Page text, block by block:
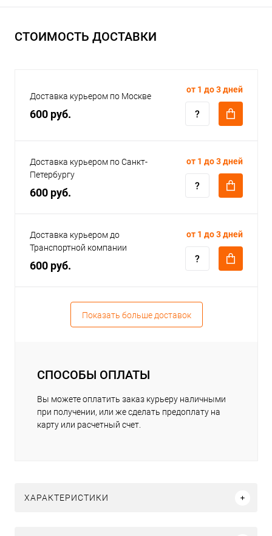
СТОИМОСТЬ ДОСТАВКИ
Доставка курьером по Москве
600 руб.
от 1 до 3 дней
Доставка курьером по Санкт-
Петербургу
600 руб.
от 1 до 3 дней
Доставка курьером до
Транспортной компании
600 руб.
от 1 до 3 дней
Показать больше доставок
СПОСОБЫ ОПЛАТЫ
Вы можете оплатить заказ курьеру наличными
при получении, или же сделать предоплату на
карту или расчетный счет.
ХАРАКТЕРИСТИКИ